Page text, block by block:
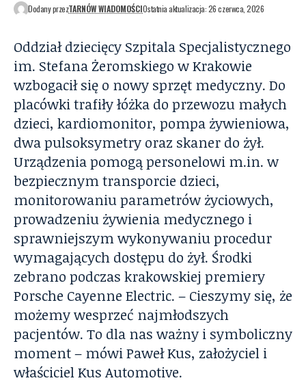
Dodany przezTARNÓW WIADOMOŚCIOstatnia aktualizacja: 26 czerwca, 2026
Oddział dziecięcy Szpitala Specjalistycznego
im. Stefana Żeromskiego w Krakowie
wzbogacił się o nowy sprzęt medyczny. Do
placówki trafiły łóżka do przewozu małych
dzieci, kardiomonitor, pompa żywieniowa,
dwa pulsoksymetry oraz skaner do żył.
Urządzenia pomogą personelowi m.in. w
bezpiecznym transporcie dzieci,
monitorowaniu parametrów życiowych,
prowadzeniu żywienia medycznego i
sprawniejszym wykonywaniu procedur
wymagających dostępu do żył. Środki
zebrano podczas krakowskiej premiery
Porsche Cayenne Electric. – Cieszymy się, że
możemy wesprzeć najmłodszych
pacjentów. To dla nas ważny i symboliczny
moment – mówi Paweł Kus, założyciel i
właściciel Kus Automotive.